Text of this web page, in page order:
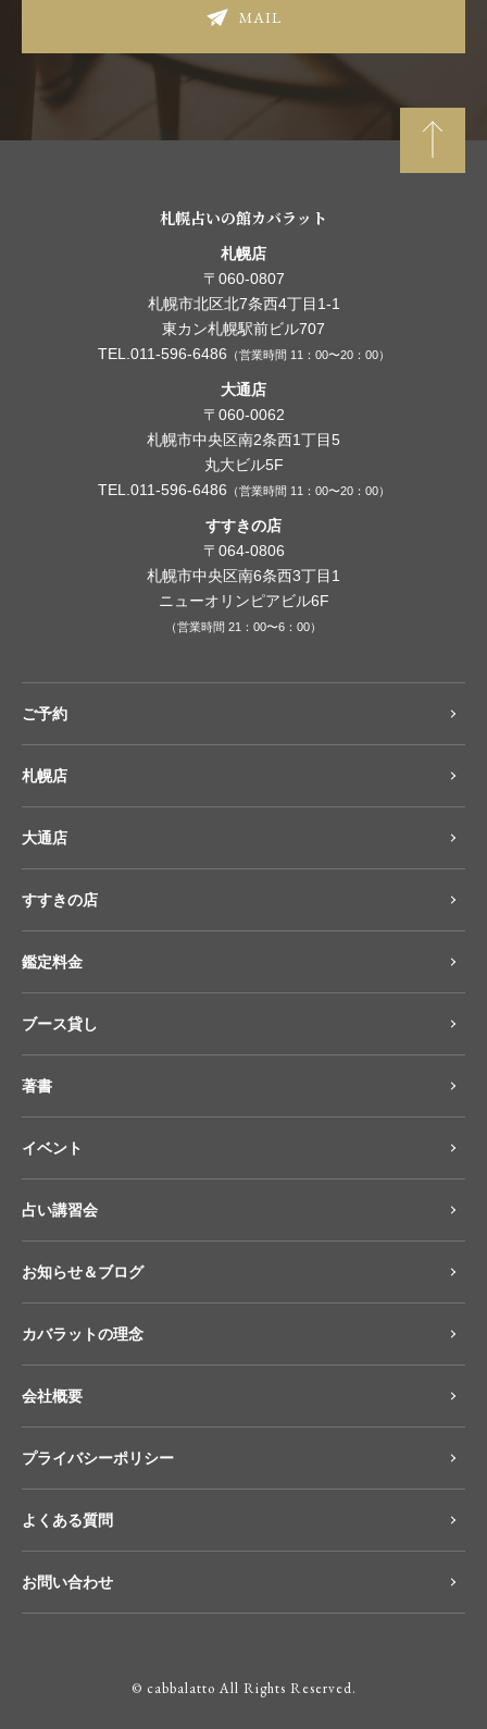
MAIL
札幌占いの館カバラット
札幌店
〒060-0807
札幌市北区北7条西4丁目1-1
東カン札幌駅前ビル707
TEL.011-596-6486 （営業時間 11：00〜20：00）
大通店
〒060-0062
札幌市中央区南2条西1丁目5
丸大ビル5F
TEL.011-596-6486 （営業時間 11：00〜20：00）
すすきの店
〒064-0806
札幌市中央区南6条西3丁目1
ニューオリンピアビル6F
（営業時間 21：00〜6：00）
ご予約
札幌店
大通店
すすきの店
鑑定料金
ブース貸し
著書
イベント
占い講習会
お知らせ＆ブログ
カバラットの理念
会社概要
プライバシーポリシー
よくある質問
お問い合わせ
© cabbalatto All Rights Reserved.